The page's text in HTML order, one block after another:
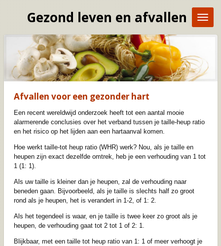
hoofdinhoud
Gezond leven en afvallen
Afvallen voor een gezonder hart
Een recent wereldwijd onderzoek heeft tot een aantal mooie
alarmerende conclusies over het verband tussen je taille-heup ratio
en het risico op het lijden aan een hartaanval komen.
Hoe werkt taille-tot heup ratio (WHR) werk? Nou, als je taille en
heupen zijn exact dezelfde omtrek, heb je een verhouding van 1 tot
1 (1: 1).
Als uw taille is kleiner dan je heupen, zal de verhouding naar
beneden gaan. Bijvoorbeeld, als je taille is slechts half zo groot
rond als je heupen, het is verandert in 1-2, of 1: 2.
Als het tegendeel is waar, en je taille is twee keer zo groot als je
heupen, de verhouding gaat tot 2 tot 1 of 2: 1.
Blijkbaar, met een taille tot heup ratio van 1: 1 of meer verhoogt je